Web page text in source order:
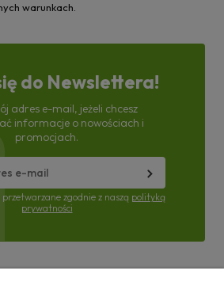
warunkach.
do Newslettera!
adres e-mail, jeżeli chcesz
informacje o nowościach i
promocjach.
zgodnie z naszą polityką
prywatności